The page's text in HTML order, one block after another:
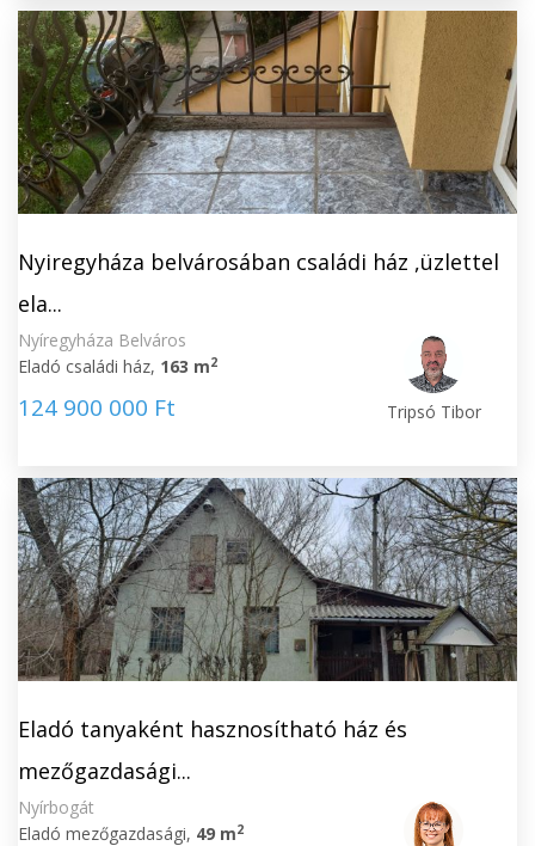
Nyiregyháza belvárosában családi ház ,üzlettel
ela...
Nyíregyháza Belváros
Eladó családi ház, 163 m2
124 900 000 Ft Tripsó Tibor
Eladó tanyaként hasznosítható ház és
mezőgazdasági...
Nyírbogát
Eladó mezőgazdasági, 49 m2